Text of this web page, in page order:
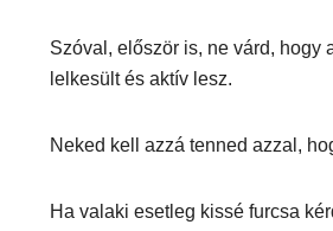
Szóval, először is, ne várd, hogy
lelkesült és aktív lesz.
Neked kell azzá tenned azzal,
Ha valaki esetleg kissé furcsa